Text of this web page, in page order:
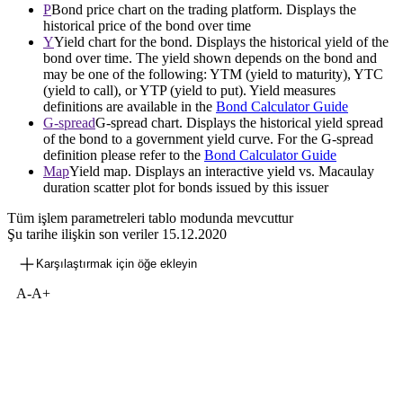
PBond price chart on the trading platform. Displays the
historical price of the bond over time
YYield chart for the bond. Displays the historical yield of the
bond over time. The yield shown depends on the bond and
may be one of the following: YTM (yield to maturity), YTC
(yield to call), or YTP (yield to put). Yield measures
definitions are available in the Bond Calculator Guide
G-spreadG-spread chart. Displays the historical yield spread
of the bond to a government yield curve. For the G-spread
definition please refer to the Bond Calculator Guide
MapYield map. Displays an interactive yield vs. Macaulay
duration scatter plot for bonds issued by this issuer
Tüm işlem parametreleri tablo modunda mevcuttur
Şu tarihe ilişkin son veriler 15.12.2020
Karşılaştırmak için öğe ekleyin